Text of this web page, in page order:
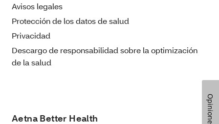
Avisos legales
Protección de los datos de salud
Privacidad
Descargo de responsabilidad sobre la optimización
de la salud
Aetna Better Health Opiniones